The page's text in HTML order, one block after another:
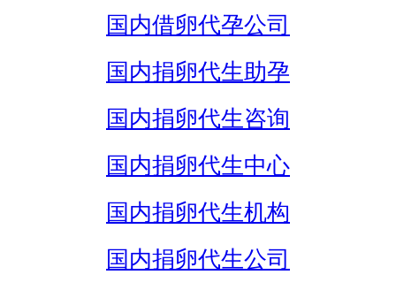
国内借卵代孕公司
国内捐卵代生助孕
国内捐卵代生咨询
国内捐卵代生中心
国内捐卵代生机构
国内捐卵代生公司